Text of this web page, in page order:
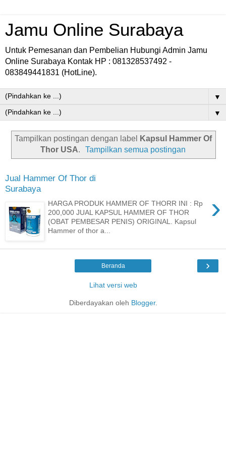
Jamu Online Surabaya
Untuk Pemesanan dan Pembelian Hubungi Admin Jamu
Online Surabaya Kontak HP : 081328537492 -
083849441831 (HotLine).
▼
▼
Tampilkan postingan dengan label
Kapsul Hammer Of
Thor USA. Tampilkan semua postingan
Jual Hammer Of Thor di
Surabaya
›
HARGA PRODUK HAMMER OF THORR INI : Rp
200,000 JUAL KAPSUL HAMMER OF THOR
(OBAT PEMBESAR PENIS) ORIGINAL. Kapsul
Hammer of thor a...
›
Beranda
Lihat versi web
Diberdayakan oleh Blogger.